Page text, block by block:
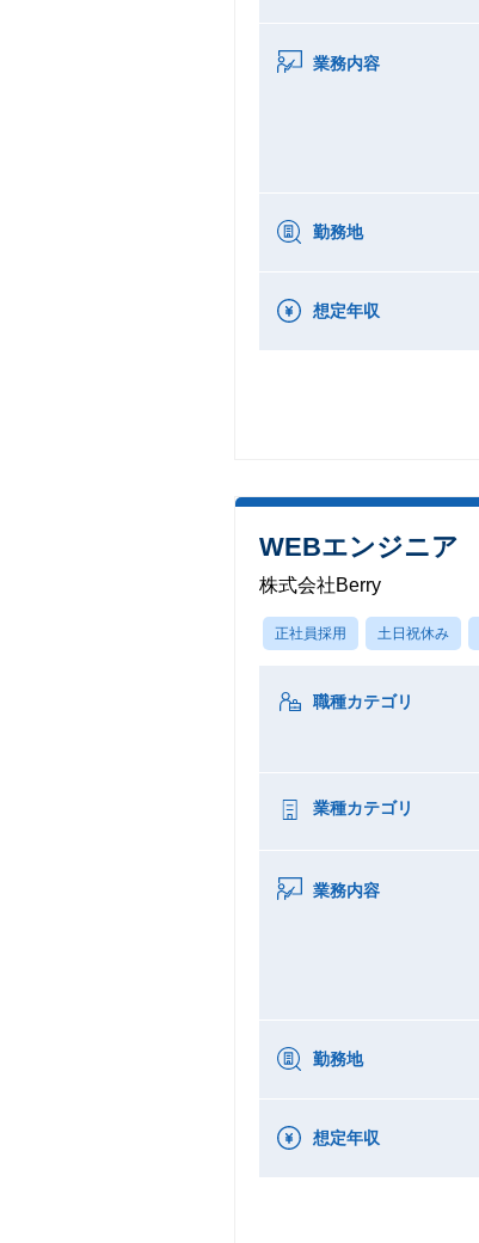
業務内容
勤務地
想定年収
WEBエンジニア
株式会社Berry
正社員採用 土日祝休み
職種カテゴリ
業種カテゴリ
業務内容
勤務地
想定年収